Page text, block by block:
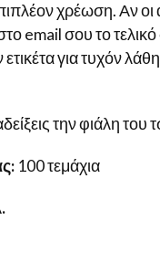
χρέωση. Αν
email σου το
για τυχόν
την φιάλη
100 τεμάχια
.